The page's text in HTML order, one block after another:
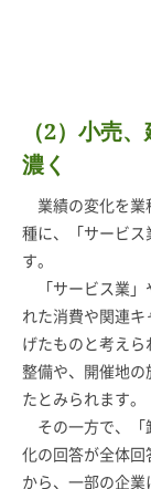
（2）小売
濃く
業績の変化を業
種に、「サービス
す。
「サービス業」
れた消費や関連
げたものと考えら
整備や、開催地の
たとみられます。
その一方で、「
化の回答が全体回
から、一部の企業